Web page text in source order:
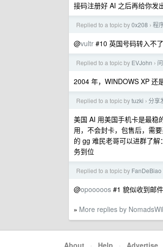
接码注册好 AI 之后再给你发
Replied to a topic by0x208 › 程
@vultr #10 英国号码转入不
Replied to a topic by EVJohn ›
2004 年，WINDOWS XP 还
Replied to a topic bytuzki › 分享
美国 AI 用美国手机卡是最稳
用，不会封卡，包售后，需
的 gg 难民老哥可以进群了解
务到位
Replied to a topic by FanDeBiao
@opooooos #1 貌似收到邮
» More replies by
About · Help · Advertise